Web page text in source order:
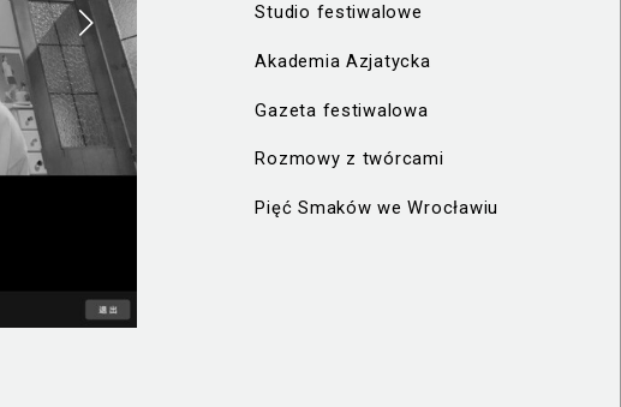
Studio festiwalowe
Akademia Azjatycka
Gazeta festiwalowa
Rozmowy z twórcami
Pięć Smaków we Wrocławiu